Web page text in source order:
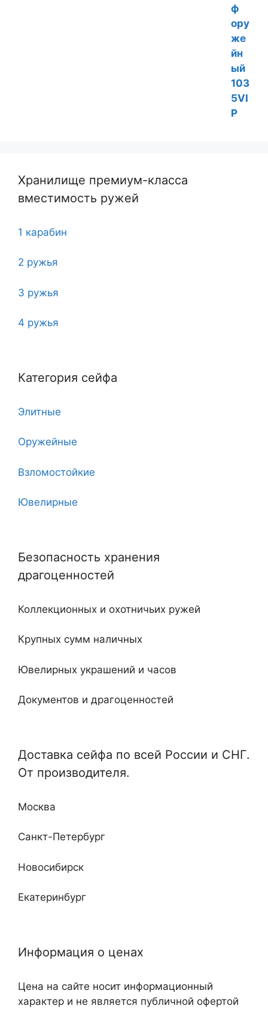
Хранилище премиум-класса
вместимость ружей
1 карабин
2 ружья
3 ружья
4 ружья
6
7
7 клинков
8
10
12
Категория сейфа
Элитные
Оружейные
Взломостойкие
Ювелирные
Двухдверные
Кабинетные
Недорогие
Безопасность хранения
драгоценностей
Коллекционных и охотничьих ружей
Крупных сумм наличных
Ювелирных украшений и часов
Документов и драгоценностей
Отдельные и монтируемые
и огню
Доставка сейфа по всей России и СНГ.
От производителя.
Москва
Санкт-Петербург
Новосибирск
Екатеринбург
Казань
Самара
Информация о ценах
Цена на сайте носит информационный
характер и не является публичной офертой